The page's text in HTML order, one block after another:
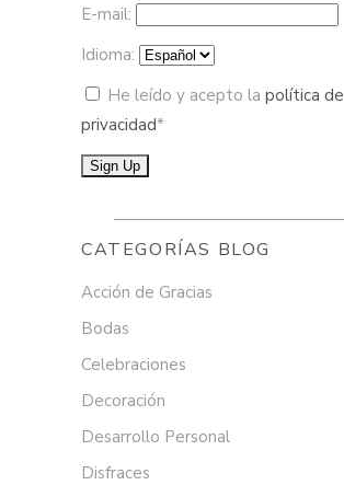
E-mail:
Idioma:
He leído y acepto la política de
privacidad*
CATEGORÍAS BLOG
Acción de Gracias
Bodas
Celebraciones
Decoración
Desarrollo Personal
Disfraces